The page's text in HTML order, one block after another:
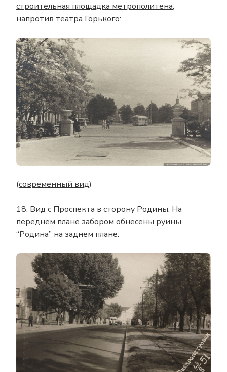
строительная площадка метрополитена,
напротив театра Горького:
(современный вид)
18. Вид с Проспекта в сторону Родины. На
переднем плане забором обнесены руины.
“Родина” на заднем плане: